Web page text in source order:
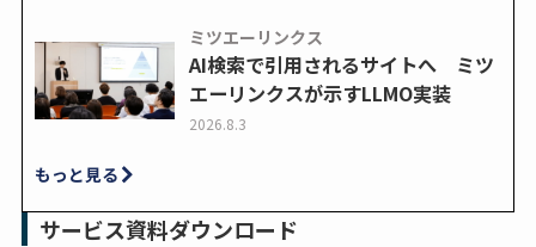
ミツエーリンクス
AI検索で引用されるサイトへ ミツ
エーリンクスが示すLLMO実装
2026.8.3
もっと見る
サービス資料ダウンロード